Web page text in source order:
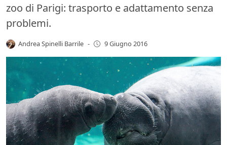
zoo di Parigi: trasporto e adattamento senza
problemi.
Andrea Spinelli Barrile - 9 Giugno 2016